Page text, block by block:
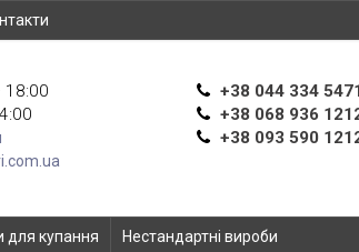
18:00
+38 044 334
+38 068 936
+38 093 590
для купання Нестандартні вироби